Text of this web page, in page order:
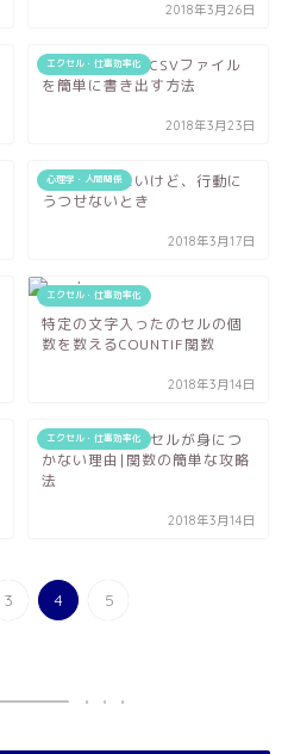
2018年3月26日
エクセル・仕事効率化
エクセルVBAでCSVファイル
を簡単に書き出す方法
2018年3月23日
心理学・人間関係
何かを始めたいけど、行動に
うつせないとき
2018年3月17日
エクセル・仕事効率化
特定の文字入ったのセルの個
数を数えるCOUNTIF関数
2018年3月14日
エクセル・仕事効率化
勉強してもエクセルが身につ
かない理由|関数の簡単な攻略
法
2018年3月14日
3 4 5